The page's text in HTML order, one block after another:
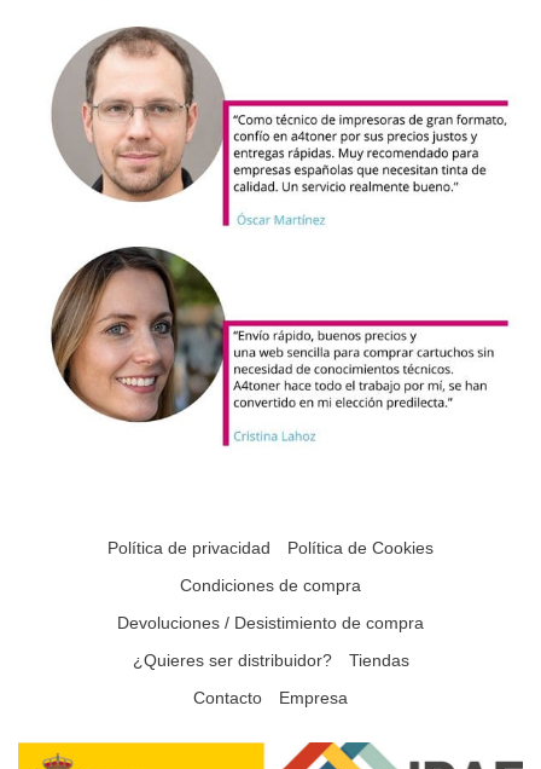
Política de privacidad
Política de Cookies
Condiciones de compra
Devoluciones / Desistimiento de compra
¿Quieres ser distribuidor?
Tiendas
Contacto
Empresa